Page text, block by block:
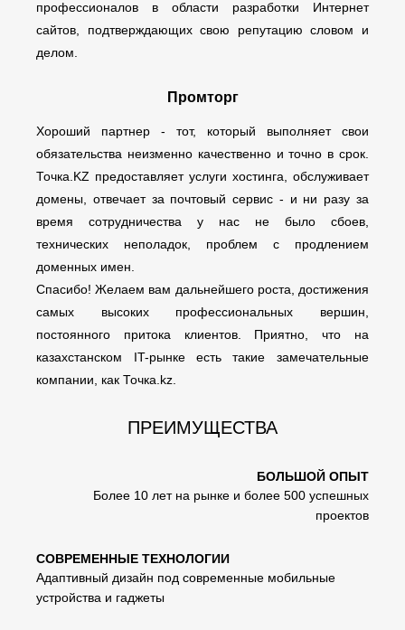
профессионалов в области разработки Интернет
сайтов, подтверждающих свою репутацию словом и
делом.
Промторг
Хороший партнер - тот, который выполняет свои
обязательства неизменно качественно и точно в срок.
Точка.KZ предоставляет услуги хостинга, обслуживает
домены, отвечает за почтовый сервис - и ни разу за
время сотрудничества у нас не было сбоев,
технических неполадок, проблем с продлением
доменных имен.
Спасибо! Желаем вам дальнейшего роста, достижения
самых высоких профессиональных вершин,
постоянного притока клиентов. Приятно, что на
казахстанском IT-рынке есть такие замечательные
компании, как Точка.kz.
ПРЕИМУЩЕСТВА
БОЛЬШОЙ ОПЫТ
Более 10 лет на рынке и более 500 успешных
проектов
СОВРЕМЕННЫЕ ТЕХНОЛОГИИ
Адаптивный дизайн под современные мобильные
устройства и гаджеты